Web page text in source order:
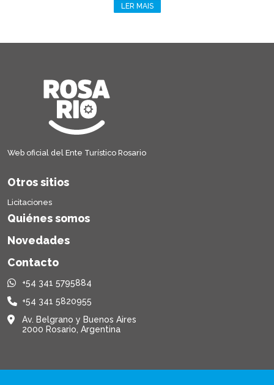
LER MAIS
Web oficial del Ente Turístico Rosario
Otros sitios
Licitaciones
Quiénes somos
Novedades
Contacto
+54 341 5795884
+54 341 5820955
Av. Belgrano y Buenos Aires
2000 Rosario, Argentina